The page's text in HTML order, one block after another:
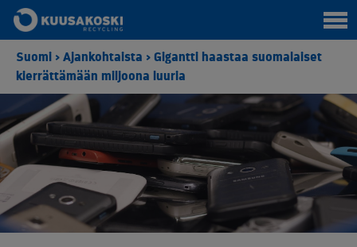
Suomi > Ajankohtaista > Gigantti haastaa suomalaiset
kierrättämään miljoona luuria